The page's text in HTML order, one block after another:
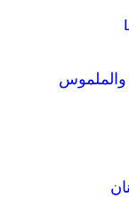
والملموس